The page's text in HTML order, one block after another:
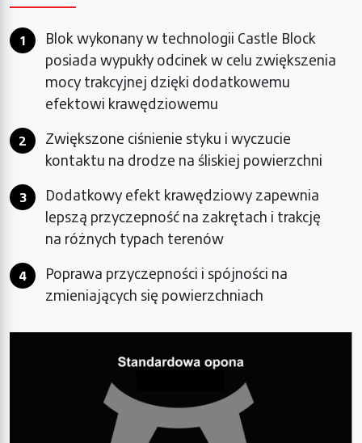
Blok wykonany w technologii Castle Block
posiada wypukły odcinek w celu zwiększenia
mocy trakcyjnej dzięki dodatkowemu
efektowi krawędziowemu
Zwiększone ciśnienie styku i wyczucie
kontaktu na drodze na śliskiej powierzchni
Dodatkowy efekt krawędziowy zapewnia
lepszą przyczepność na zakrętach i trakcję
na różnych typach terenów
Poprawa przyczepności i spójności na
zmieniających się powierzchniach